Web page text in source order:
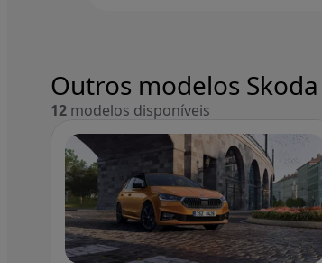
Outros modelos Skoda
12 modelos disponíveis